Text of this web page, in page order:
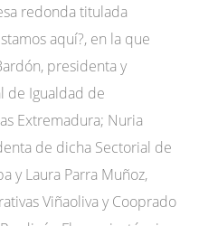
redonda titulada
aquí?, en la que
presidenta y
de Igualdad de
Extremadura; Nuria
de dicha Sectorial de
y Laura Parra Muñoz,
Viñaoliva y Cooprado